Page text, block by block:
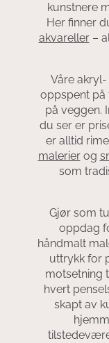
kunstnere
Her finner
akvareller–
Våre
oppspent på
på veggen.
du ser er
er alltid
malerierog
som
Gjør som
oppdag
håndmalt
uttrykk for
motsetning
hvert
skapt av